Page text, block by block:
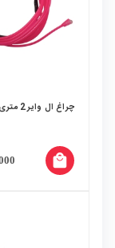
چراغ ال وایر 2 متری گلبهی
local_mall